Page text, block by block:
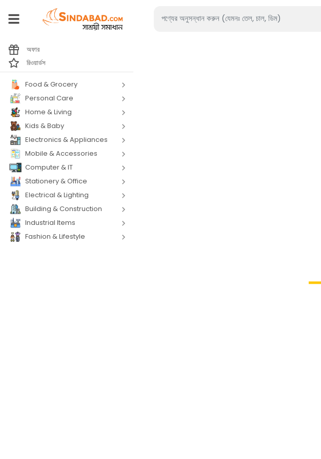
অফার
রিওয়ার্ডস
Food & Grocery
Personal Care
Home & Living
Kids & Baby
Electronics & Appliances
Mobile & Accessories
Computer & IT
Stationery & Office
Electrical & Lighting
Building & Construction
Industrial Items
Fashion & Lifestyle